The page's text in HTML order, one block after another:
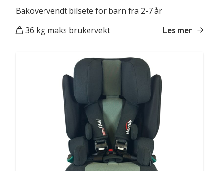
Bakovervendt bilsete for barn fra 2-7 år
36 kg maks brukervekt
Les mer